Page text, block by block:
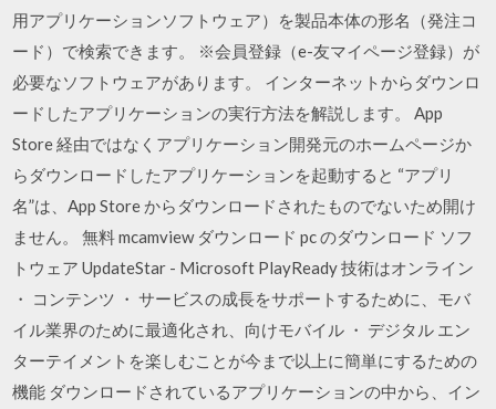
用アプリケーションソフトウェア）を製品本体の形名（発注コ
ード）で検索できます。 ※会員登録（e-友マイページ登録）が
必要なソフトウェアがあります。 インターネットからダウンロ
ードしたアプリケーションの実行方法を解説します。 App
Store 経由ではなくアプリケーション開発元のホームページか
らダウンロードしたアプリケーションを起動すると “アプリ
名”は、App Store からダウンロードされたものでないため開け
ません。 無料 mcamview ダウンロード pc のダウンロード ソフ
トウェア UpdateStar - Microsoft PlayReady 技術はオンライン
・ コンテンツ ・ サービスの成長をサポートするために、モバ
イル業界のために最適化され、向けモバイル ・ デジタル エン
ターテイメントを楽しむことが今まで以上に簡単にするための
機能 ダウンロードされているアプリケーションの中から、イン